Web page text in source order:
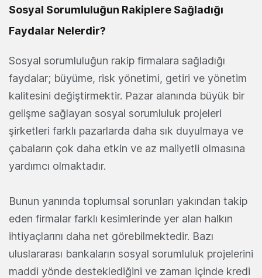
Sosyal Sorumluluğun Rakiplere Sağladığı
Faydalar Nelerdir?
Sosyal sorumluluğun rakip firmalara sağladığı
faydalar; büyüme, risk yönetimi, getiri ve yönetim
kalitesini değiştirmektir. Pazar alanında büyük bir
gelişme sağlayan sosyal sorumluluk projeleri
şirketleri farklı pazarlarda daha sık duyulmaya ve
çabaların çok daha etkin ve az maliyetli olmasına
yardımcı olmaktadır.
Bunun yanında toplumsal sorunları yakından takip
eden firmalar farklı kesimlerinde yer alan halkın
ihtiyaçlarını daha net görebilmektedir. Bazı
uluslararası bankaların sosyal sorumluluk projelerini
maddi yönde desteklediğini ve zaman içinde kredi